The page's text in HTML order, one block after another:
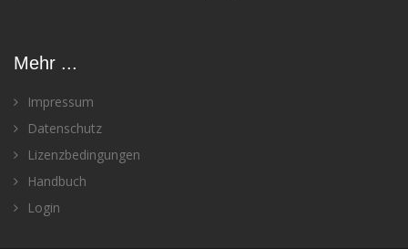
Mehr ...
Impressum
Datenschutz
Lizenzbedingungen
Handbuch
Login